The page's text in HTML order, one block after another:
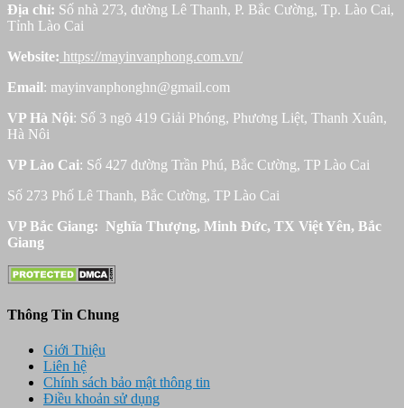
Địa chỉ: Số nhà 273, đường Lê Thanh, P. Bắc Cường, Tp. Lào Cai,
Tỉnh Lào Cai
Website: https://mayinvanphong.com.vn/
Email: mayinvanphonghn@gmail.com
VP Hà Nội: Số 3 ngõ 419 Giải Phóng, Phương Liệt, Thanh Xuân,
Hà Nôi
VP Lào Cai: Số 427 đường Trần Phú, Bắc Cường, TP Lào Cai
Số 273 Phố Lê Thanh, Bắc Cường, TP Lào Cai
VP Bắc Giang: Nghĩa Thượng, Minh Đức, TX Việt Yên, Bắc
Giang
Thông Tin Chung
Giới Thiệu
Liên hệ
Chính sách bảo mật thông tin
Điều khoản sử dụng